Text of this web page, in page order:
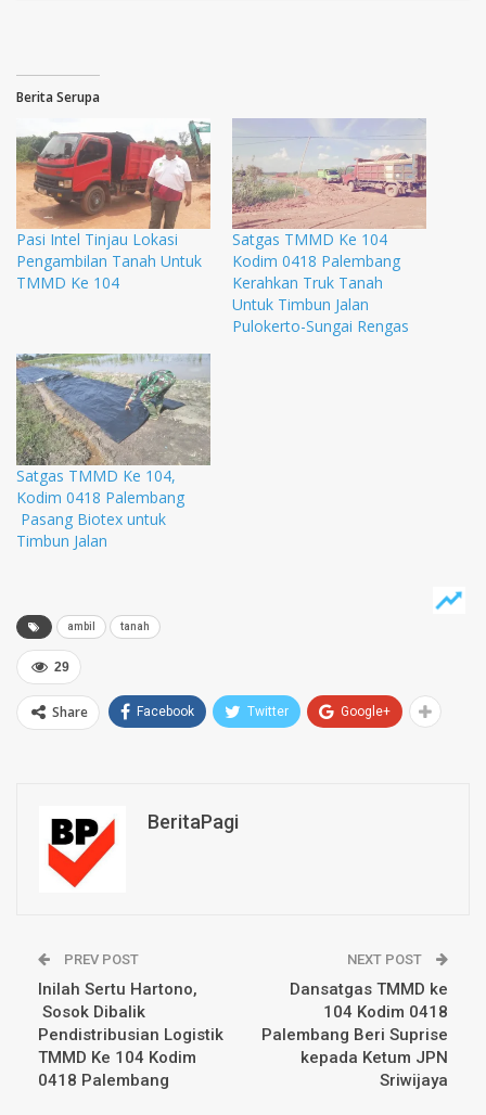
Berita Serupa
Pasi Intel Tinjau Lokasi
Pengambilan Tanah Untuk
TMMD Ke 104
Satgas TMMD Ke 104
Kodim 0418 Palembang
Kerahkan Truk Tanah
Untuk Timbun Jalan
Pulokerto-Sungai Rengas
Satgas TMMD Ke 104,
Kodim 0418 Palembang
Pasang Biotex untuk
Timbun Jalan
ambil tanah
29
Share Facebook Twitter Google+
BeritaPagi
PREV POST
Inilah Sertu Hartono,
Sosok Dibalik
Pendistribusian Logistik
TMMD Ke 104 Kodim
0418 Palembang
NEXT POST
Dansatgas TMMD ke
104 Kodim 0418
Palembang Beri Suprise
kepada Ketum JPN
Sriwijaya